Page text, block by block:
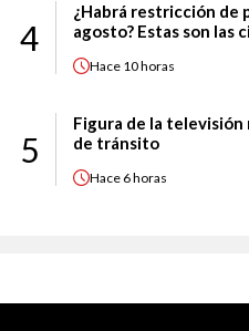
4
¿Habrá restricción de
agosto? Estas son las
Hace 10 horas
5
Figura de la
de tránsito
Hace 6 horas